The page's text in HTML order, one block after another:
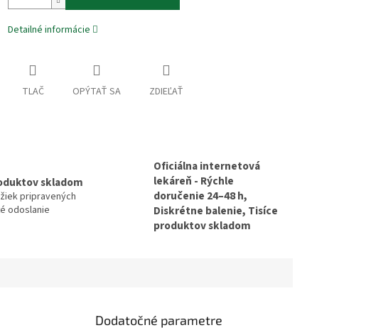
Detailné informácie
TLAČ OPÝTAŤ SA ZDIEĽAŤ
skladom
pripravených
odoslanie
Oficiálna internetová
lekáreň - Rýchle
doručenie 24–48 h,
Diskrétne balenie, Tisíce
produktov skladom
Dodatočné parametre